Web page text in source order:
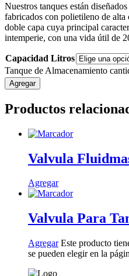
Nuestros tanques están
fabricados con polietileno de
doble capa cuya principal
intemperie, con una vida útil de
Capacidad Litros
Tanque de Almacenamiento
Agregar
Productos
Valvula
Agregar
Valvula Para
Agregar Este producto
se pueden elegir en la